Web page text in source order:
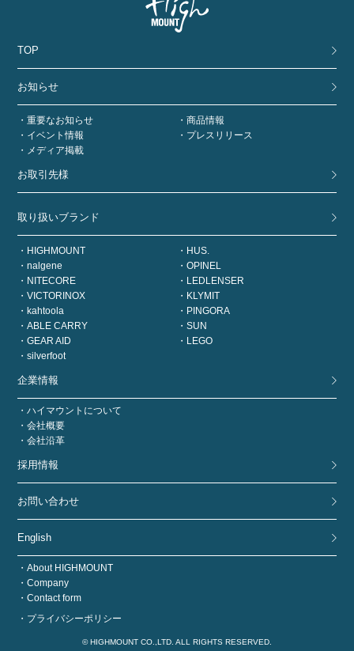
TOP
お知らせ
重要なお知らせ
商品情報
イベント情報
プレスリリース
メディア掲載
お取引先様
取り扱いブランド
HIGHMOUNT
HUS.
nalgene
OPINEL
NITECORE
LEDLENSER
VICTORINOX
KLYMIT
kahtoola
PINGORA
ABLE CARRY
SUN
GEAR AID
LEGO
silverfoot
企業情報
ハイマウントについて
会社概要
会社沿革
採用情報
お問い合わせ
English
About HIGHMOUNT
Company
Contact form
プライバシーポリシー
© HIGHMOUNT CO.,LTD. ALL RIGHTS RESERVED.